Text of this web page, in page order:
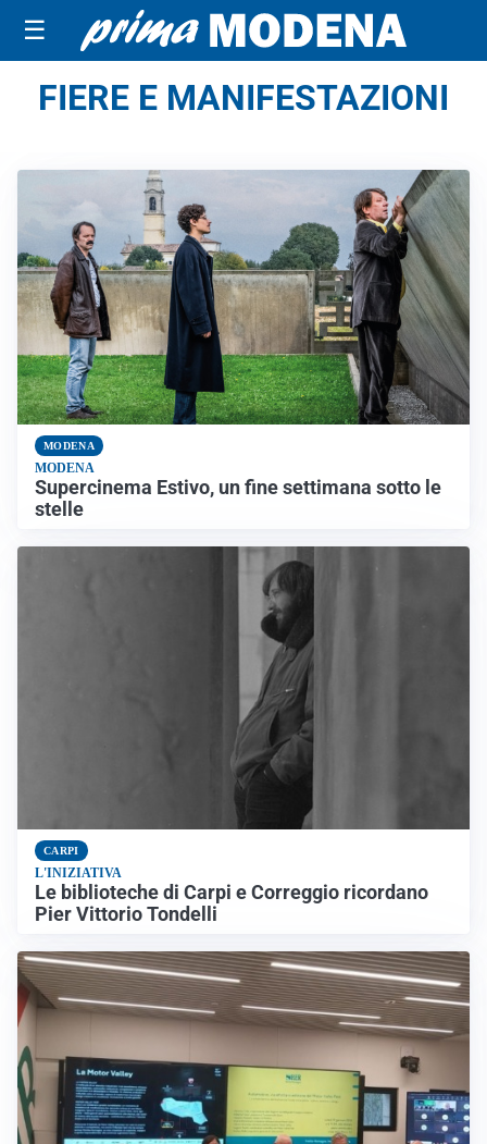
☰
FIERE E MANIFESTAZIONI
MODENA
MODENA
Supercinema Estivo, un fine settimana sotto le
stelle
CARPI
L'INIZIATIVA
Le biblioteche di Carpi e Correggio ricordano
Pier Vittorio Tondelli